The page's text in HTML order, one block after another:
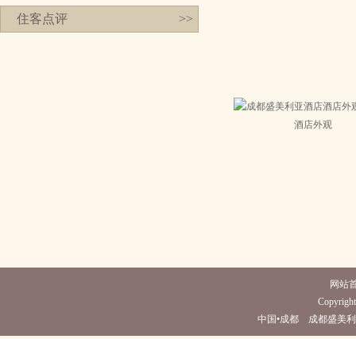
住客点评 >>
酒店外观
网站
中国•成都 成都盛美利